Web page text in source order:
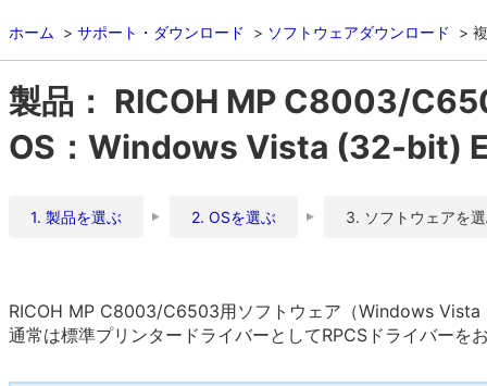
ホーム サポート・ダウンロード ソフトウェアダウンロード
製品： RICOH MP C8003/
OS：Windows Vista (32-bit)
1. 製品を選ぶ 2. OSを選ぶ 3. ソフトウェアを
RICOH MP C8003/C6503用ソフトウェア（Windows
通常は標準プリンタードライバーとしてRPCSドライバーを